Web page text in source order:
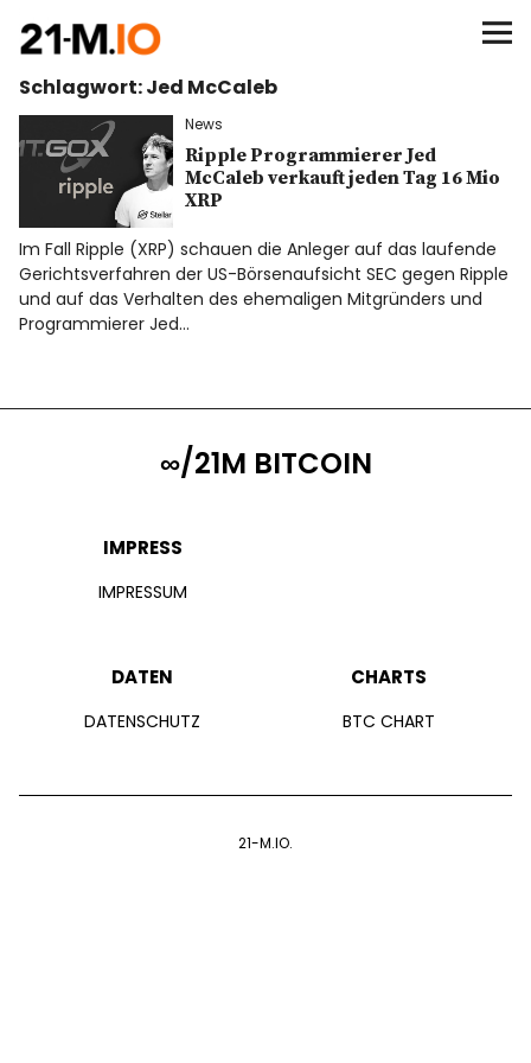
∞/21M BITCOIN
BEGINN
BITCOIN
ANALYSEN
NEWS
Schlagwort:Jed McCaleb
News
Ripple Programmierer Jed
McCaleb verkauft jeden Tag 16 Mio
XRP
Im Fall Ripple (XRP) schauen die Anleger auf das laufende
Gerichtsverfahren der US-Börsenaufsicht SEC gegen Ripple
und auf das Verhalten des ehemaligen Mitgründers und
Programmierer Jed…
∞/21M BITCOIN
IMPRESS
IMPRESSUM
DATEN
DATENSCHUTZ
CHARTS
BTC CHART
21-M.IO